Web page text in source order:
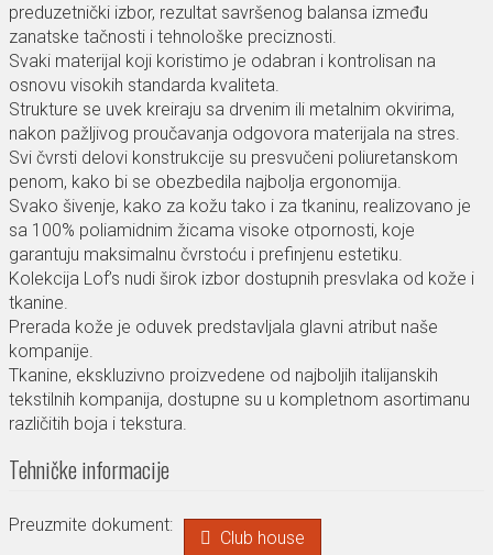
preduzetnički izbor, rezultat savršenog balansa između
zanatske tačnosti i tehnološke preciznosti.
Svaki materijal koji koristimo je odabran i kontrolisan na
osnovu visokih standarda kvaliteta.
Strukture se uvek kreiraju sa drvenim ili metalnim okvirima,
nakon pažljivog proučavanja odgovora materijala na stres.
Svi čvrsti delovi konstrukcije su presvučeni poliuretanskom
penom, kako bi se obezbedila najbolja ergonomija.
Svako šivenje, kako za kožu tako i za tkaninu, realizovano je
sa 100% poliamidnim žicama visoke otpornosti, koje
garantuju maksimalnu čvrstoću i prefinjenu estetiku.
Kolekcija Lof’s nudi širok izbor dostupnih presvlaka od kože i
tkanine.
Prerada kože je oduvek predstavljala glavni atribut naše
kompanije.
Tkanine, ekskluzivno proizvedene od najboljih italijanskih
tekstilnih kompanija, dostupne su u kompletnom asortimanu
različitih boja i tekstura.
Tehničke informacije
Preuzmite dokument:
Club house